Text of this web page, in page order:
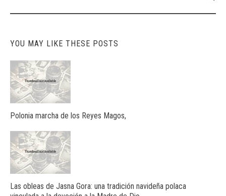
YOU MAY LIKE THESE POSTS
Polonia marcha de los Reyes Magos,
Las obleas de Jasna Gora: una tradición navideña polaca